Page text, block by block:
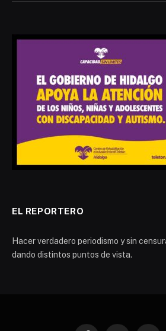
EL REPORTERO
Hacer verdadero periodismo y sin
dando distintos puntos de vista.